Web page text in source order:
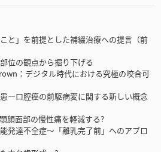
」を前提とした補綴治療への提言（前
位の観点から掘り下げる
：デジタル時代における究極の咬合可
―口腔癌の前駆病変に関する新しい概念
顔面部の慢性痛を軽減する?
発達不全症～「離乳完了前」へのアプロ